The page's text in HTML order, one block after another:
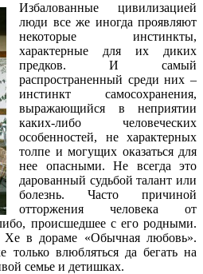
Избалованные цивилизацией
люди все же иногда проявляют
некоторые инстинкты,
характерные для их диких
предков. И самый
распространенный среди них –
инстинкт самосохранения,
выражающийся в неприятии
каких-либо человеческих
особенностей, не характерных
толпе и могущих оказаться для
нее опасными. Не всегда это
дарованный судьбой талант или
болезнь. Часто причиной
отторжения человека от
происшедшее с его родными.
в дораме «Обычная любовь».
влюбляться да бегать на
семье и детишках.